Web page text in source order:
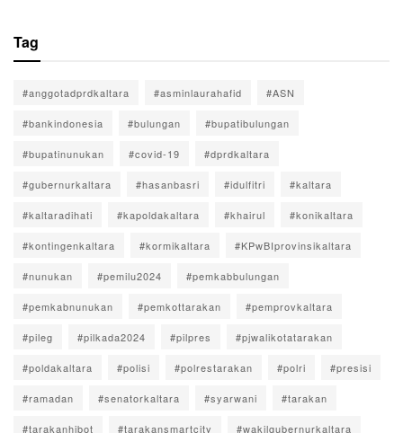
Tag
#anggotadprdkaltara #asminlaurahafid #ASN
#bankindonesia #bulungan #bupatibulungan
#bupatinunukan #covid-19 #dprdkaltara
#gubernurkaltara #hasanbasri #idulfitri #kaltara
#kaltaradihati #kapoldakaltara #khairul #konikaltara
#kontingenkaltara #kormikaltara #KPwBIprovinsikaltara
#nunukan #pemilu2024 #pemkabbulungan
#pemkabnunukan #pemkottarakan #pemprovkaltara
#pileg #pilkada2024 #pilpres #pjwalikotatarakan
#poldakaltara #polisi #polrestarakan #polri #presisi
#ramadan #senatorkaltara #syarwani #tarakan
#tarakanhibot #tarakansmartcity #wakilgubernurkaltara